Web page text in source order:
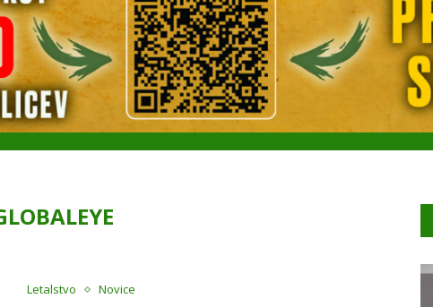
Letalstvo Novice